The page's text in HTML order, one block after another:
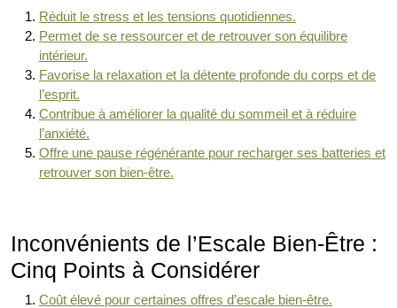
Réduit le stress et les tensions quotidiennes.
Permet de se ressourcer et de retrouver son équilibre
intérieur.
Favorise la relaxation et la détente profonde du corps et de
l’esprit.
Contribue à améliorer la qualité du sommeil et à réduire
l’anxiété.
Offre une pause régénérante pour recharger ses batteries et
retrouver son bien-être.
Inconvénients de l’Escale Bien-Être :
Cinq Points à Considérer
Coût élevé pour certaines offres d’escale bien-être.